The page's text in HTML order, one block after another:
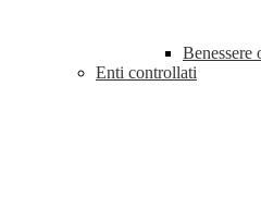
Benessere
Enti controllati